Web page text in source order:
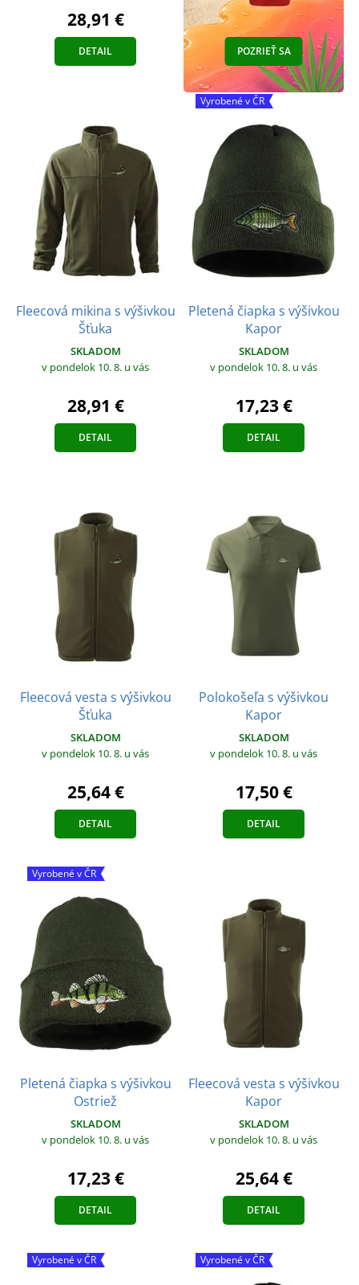
28,91 €
DETAIL POZRIEŤ SA
Fleecová mikina s výšivkou
Šťuka
SKLADOM
v pondelok 10. 8. u vás
28,91 €
DETAIL
Vyrobené v ČR
Pletená čiapka s výšivkou
Kapor
SKLADOM
v pondelok 10. 8. u vás
17,23 €
DETAIL
Fleecová vesta s výšivkou
Šťuka
SKLADOM
v pondelok 10. 8. u vás
25,64 €
DETAIL
Polokošeľa s výšivkou
Kapor
SKLADOM
v pondelok 10. 8. u vás
17,50 €
DETAIL
Vyrobené v ČR
Pletená čiapka s výšivkou
Ostriež
SKLADOM
v pondelok 10. 8. u vás
17,23 €
DETAIL
Fleecová vesta s výšivkou
Kapor
SKLADOM
v pondelok 10. 8. u vás
25,64 €
DETAIL
Vyrobené v ČR Vyrobené v ČR